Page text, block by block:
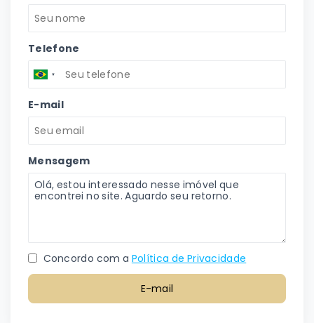
Telefone
E-mail
Mensagem
Concordo com a Política de Privacidade
E-mail